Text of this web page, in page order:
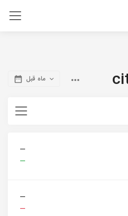
ماه قبل
—
—
—
—